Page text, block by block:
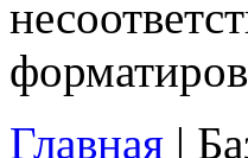
Главная |